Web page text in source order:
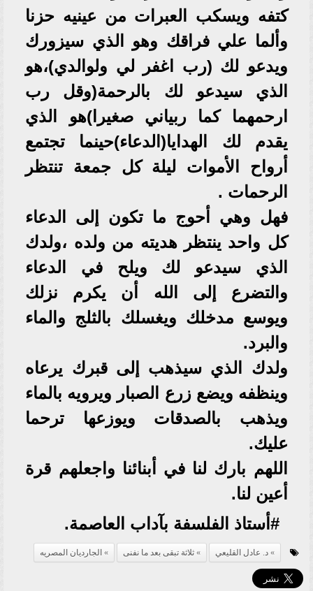
كتفه ويسكب العبرات من عينيه حزنا
وألما علي فراقك وهو الذي سيزورك
ويدعو لك (رب اغفر لي ولوالدي)،هو
الذي سيدعو لك بالرحمة(وقل رب
ارحمهما كما ربياني صغيرا)هو الذي
يقدم لك الهدايا(الدعاء)حينما تجتمع
أرواح الأموات ليلة كل جمعة تنتظر
الرحمات .
فهل وهي أحوج ما تكون إلى الدعاء
كل واحد ينتظر هديته من ولده ،ولدك
الذي سيدعو لك ويلح في الدعاء
والتضرع إلى الله أن يكرم نزلك
ويوسع مدخلك ويغسلك بالثلج والماء
والبرد.
ولدك الذي سيذهب إلى قبرك يرعاه
وينظفه ويضع زرع الصبار ويرويه بالماء
ويذهب بالصدقات ويوزعها ترحما
عليك.
اللهم بارك لنا في أبنائنا واجعلهم قرة
أعين لنا.
#أستاذ الفلسفة بآداب العاصمة.
د. عادل القليعي ثلاثة تبقى بعد ما نفنى الجارديان المصريه